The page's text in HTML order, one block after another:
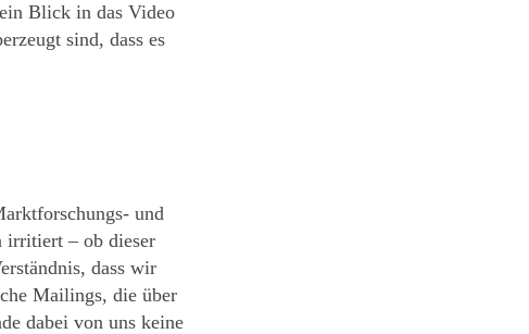
Blick in das Video
sind, dass es
und
irritiert – ob dieser
dass wir
Mailings, die über
dabei von uns keine